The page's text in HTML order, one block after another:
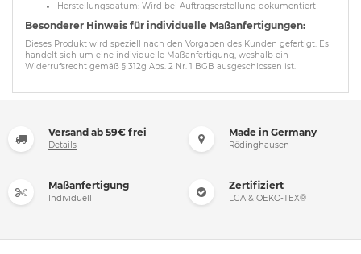
Herstellungsdatum: Wird bei Auftragserstellung dokumentiert
Besonderer Hinweis für individuelle Maßanfertigungen:
Dieses Produkt wird speziell nach den Vorgaben des Kunden gefertigt. Es
handelt sich um eine individuelle Maßanfertigung, weshalb ein
Widerrufsrecht gemäß § 312g Abs. 2 Nr. 1 BGB ausgeschlossen ist.
Versand ab 59€ frei
Details
Made in Germany
Rödinghausen
Maßanfertigung
Individuell
Zertifiziert
LGA & OEKO-TEX®